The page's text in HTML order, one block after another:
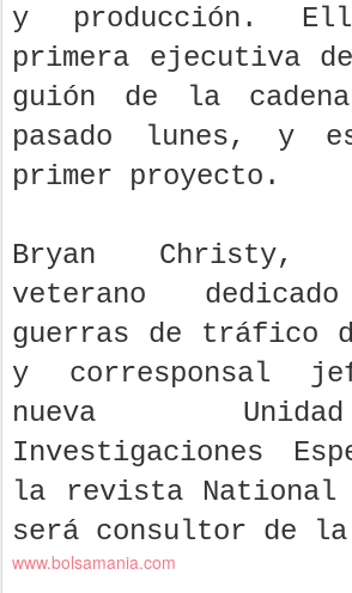
y producción.
primera ejecutiva
guión de la
pasado lunes, y
primer proyecto.
Bryan Christy,
veterano
guerras de tráfico
y corresponsal
nueva
Investigaciones
la revista National
será consultor de
www.bolsamania.com